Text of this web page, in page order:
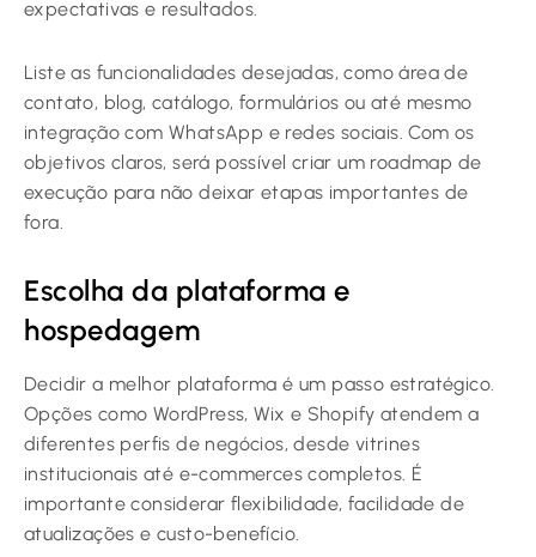
expectativas e resultados.
Liste as funcionalidades desejadas, como área de
contato, blog, catálogo, formulários ou até mesmo
integração com WhatsApp e redes sociais. Com os
objetivos claros, será possível criar um roadmap de
execução para não deixar etapas importantes de
fora.
Escolha da plataforma e
hospedagem
Decidir a melhor plataforma é um passo estratégico.
Opções como WordPress, Wix e Shopify atendem a
diferentes perfis de negócios, desde vitrines
institucionais até e-commerces completos. É
importante considerar flexibilidade, facilidade de
atualizações e custo-benefício.